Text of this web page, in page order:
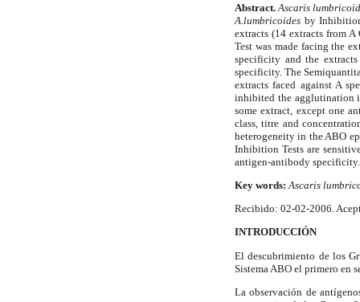
Abstract. Ascaris
A.lumbricoides by
extracts (14 extracts from
Test was made facing the
specificity and the
specificity. The
extracts faced against A
inhibited the agglutination
some extract, except one
class, titre and
heterogeneity in the ABO
Inhibition Tests are
antigen-antibody specificity.
Key words:Ascaris
Recibido: 02-02-2006.
INTRODUCCIÓN
El descubrimiento de los
Sistema ABO el primero en
La observación de